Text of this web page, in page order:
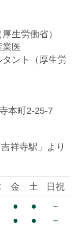
生労働省）
業医
ント（厚生労
本町2-25-7
祥寺駅」より
金 土 日祝
● ● －
● ● －